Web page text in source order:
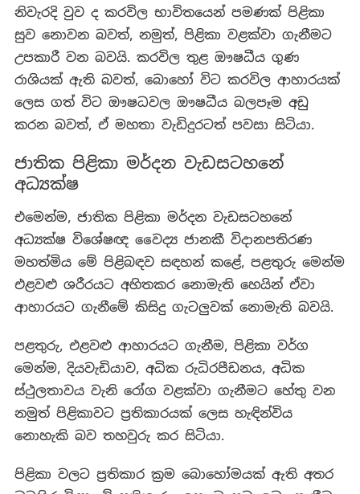
නිවැරදි වුව ද කරවිල භාවිතයෙන් පමණක් පිළිකා
සුව නොවන බවත්, නමුත්, පිළිකා වළක්වා ගැනීමට
උපකාරී වන බවයි. කරවිල තුළ ඖෂධීය ගුණ
රාශියක් ඇති බවත්, බොහෝ විට කරවිල ආහාරයක්
ලෙස ගත් විට ඖෂධවල ඖෂධීය බලපෑම අඩු
කරන බවත්, ඒ මහතා වැඩිදුරටත් පවසා සිටියා.
ජාතික පිළිකා මර්දන වැඩසටහනේ
අධ්‍යක්ෂ
එමෙන්ම, ජාතික පිළිකා මර්දන වැඩසටහනේ
අධ්‍යක්ෂ විශේෂඥ වෛද්‍ය ජානකී විදානපතිරණ
මහත්මිය මේ පිළිබඳව සඳහන් කළේ, පළතුරු මෙන්ම
එළවළු ශරීරයට අහිතකර නොමැති හෙයින් ඒවා
ආහාරයට ගැනීමේ කිසිදු ගැටලුවක් නොමැති බවයි.
පළතුරු, එළවළු ආහාරයට ගැනීම, පිළිකා වර්ග
මෙන්ම, දියවැඩියාව, අධික රුධිරපීඩනය, අධික
ස්ථුලතාවය වැනි රෝග වළක්වා ගැනීමට හේතු වන
නමුත් පිළිකාවට ප්‍රතිකාරයක් ලෙස හැඳින්විය
නොහැකි බව තහවුරු කර සිටියා.
පිළිකා වලට ප්‍රතිකාර ක්‍රම බොහෝමයක් ඇති අතර